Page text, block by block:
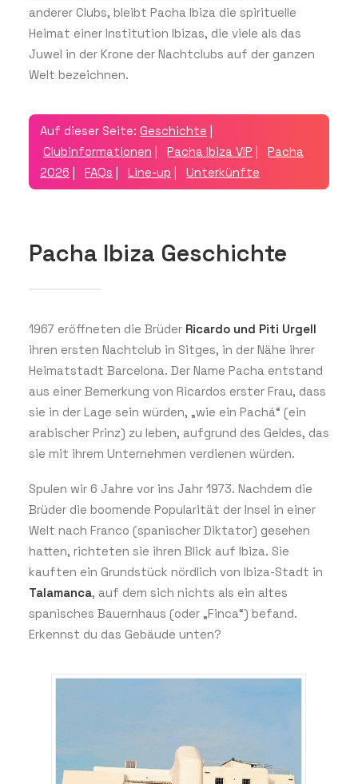
anderer Clubs, bleibt Pacha Ibiza die spirituelle
Heimat einer Institution Ibizas, die viele als das
Juwel in der Krone der Nachtclubs auf der ganzen
Welt bezeichnen.
Auf dieser Seite: Geschichte |
Clubinformationen | Pacha Ibiza VIP | Pacha
2026 | FAQs | Line-up | Unterkünfte
Pacha Ibiza Geschichte
1967 eröffneten die Brüder Ricardo und Piti Urgell
ihren ersten Nachtclub in Sitges, in der Nähe ihrer
Heimatstadt Barcelona. Der Name Pacha entstand
aus einer Bemerkung von Ricardos erster Frau, dass
sie in der Lage sein würden, „wie ein Pachá“ (ein
arabischer Prinz) zu leben, aufgrund des Geldes, das
sie mit ihrem Unternehmen verdienen würden.
Spulen wir 6 Jahre vor ins Jahr 1973. Nachdem die
Brüder die boomende Popularität der Insel in einer
Welt nach Franco (spanischer Diktator) gesehen
hatten, richteten sie ihren Blick auf Ibiza. Sie
kauften ein Grundstück nördlich von Ibiza-Stadt in
Talamanca, auf dem sich nichts als ein altes
spanisches Bauernhaus (oder „Finca“) befand.
Erkennst du das Gebäude unten?